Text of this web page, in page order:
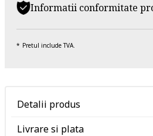
Informatii conformitate
Pretul include TVA.
Detalii produs
Livrare si plata